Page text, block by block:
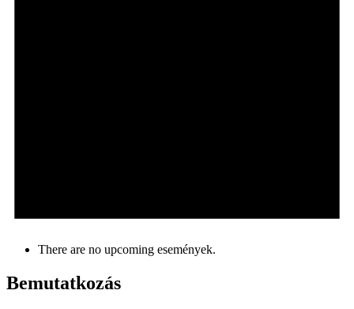
There are no upcoming események.
Bemutatkozás